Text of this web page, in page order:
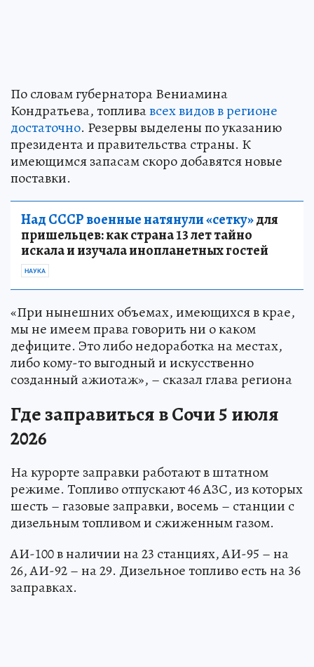
По словам губернатора Вениамина
Кондратьева, топливавсех видов в регионе
достаточно. Резервы выделены по указанию
президента и правительства страны. К
имеющимся запасам скоро добавятся новые
поставки.
Над СССР военные натянули «сетку»для
пришельцев: как страна 13 лет тайно
искала и изучала инопланетных гостей
НАУКА
«При нынешних объемах, имеющихся в крае,
мы не имеем права говорить ни о каком
дефиците. Это либо недоработка на местах,
либо кому-то выгодный и искусственно
созданный ажиотаж», – сказал глава региона
Где заправиться в Сочи 5 июля
2026
На курорте заправки работают в штатном
режиме. Топливо отпускают 46 АЗС, из которых
шесть – газовые заправки, восемь – станции с
дизельным топливом и сжиженным газом.
АИ-100 в наличии на 23 станциях, АИ-95 – на
26, АИ-92 – на 29. Дизельное топливо есть на 36
заправках.